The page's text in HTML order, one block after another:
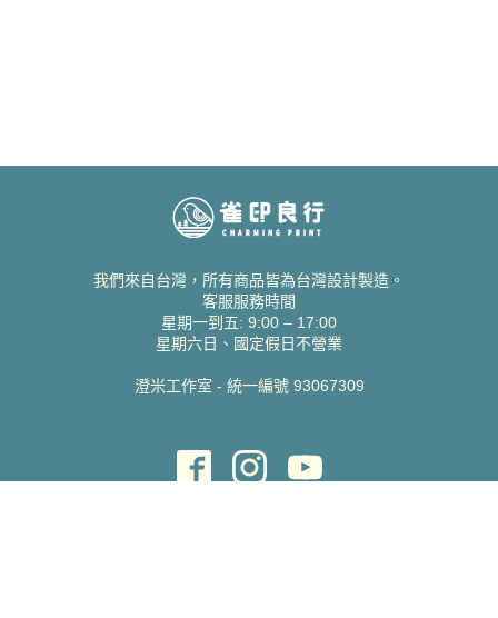
我們來自台灣，所有商品皆為台灣設計製造。
客服服務時間
星期一到五: 9:00 – 17:00
星期六日、國定假日不營業
澄米工作室 - 統一編號 93067309